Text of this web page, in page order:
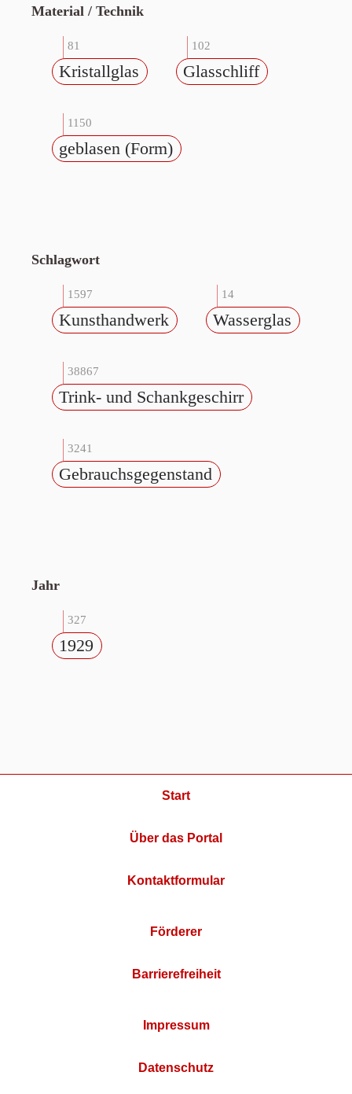
Material / Technik
81
Kristallglas
102
Glasschliff
1150
geblasen (Form)
Schlagwort
1597
Kunsthandwerk
14
Wasserglas
38867
Trink- und Schankgeschirr
3241
Gebrauchsgegenstand
Jahr
327
1929
Start
Über das Portal
Kontaktformular
Förderer
Barrierefreiheit
Impressum
Datenschutz